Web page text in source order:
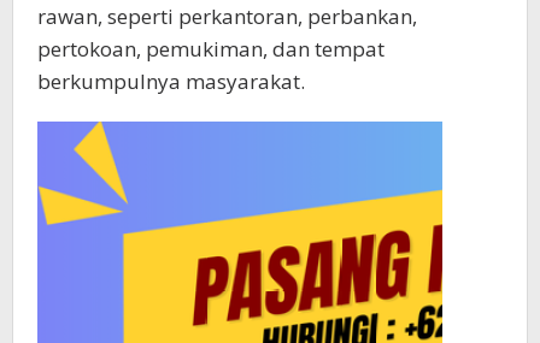
rawan, seperti perkantoran, perbankan,
pertokoan, pemukiman, dan tempat
berkumpulnya masyarakat.